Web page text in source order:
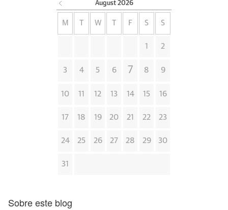
August 2026
M W F S S
1 2
3 4 5 6 7 8 9
10 11 12 13 14 15 16
17 18 19 20 21 22 23
24 25 26 27 28 29 30
31
Sobre este blog